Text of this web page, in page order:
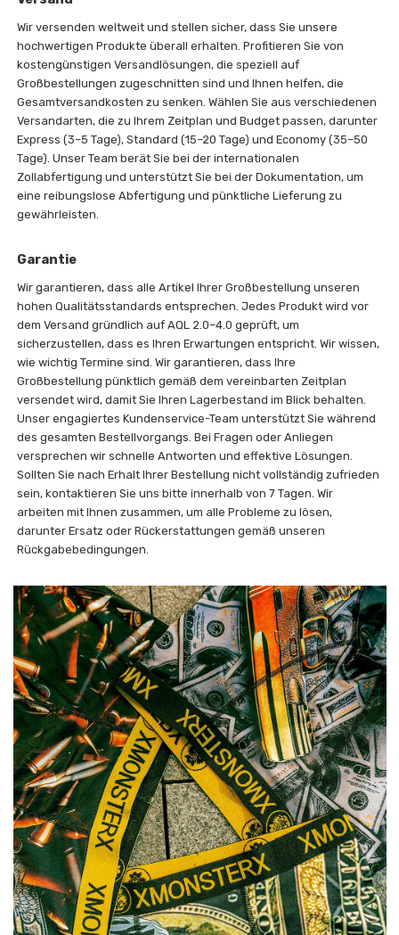
Wir versenden weltweit und stellen sicher, dass Sie unsere
hochwertigen Produkte überall erhalten. Profitieren Sie von
kostengünstigen Versandlösungen, die speziell auf
Großbestellungen zugeschnitten sind und Ihnen helfen, die
Gesamtversandkosten zu senken. Wählen Sie aus verschiedenen
Versandarten, die zu Ihrem Zeitplan und Budget passen, darunter
Express (3–5 Tage), Standard (15–20 Tage) und Economy (35–50
Tage). Unser Team berät Sie bei der internationalen
Zollabfertigung und unterstützt Sie bei der Dokumentation, um
eine reibungslose Abfertigung und pünktliche Lieferung zu
gewährleisten.
Garantie
Wir garantieren, dass alle Artikel Ihrer Großbestellung unseren
hohen Qualitätsstandards entsprechen. Jedes Produkt wird vor
dem Versand gründlich auf AQL 2.0–4.0 geprüft, um
sicherzustellen, dass es Ihren Erwartungen entspricht. Wir wissen,
wie wichtig Termine sind. Wir garantieren, dass Ihre
Großbestellung pünktlich gemäß dem vereinbarten Zeitplan
versendet wird, damit Sie Ihren Lagerbestand im Blick behalten.
Unser engagiertes Kundenservice-Team unterstützt Sie während
des gesamten Bestellvorgangs. Bei Fragen oder Anliegen
versprechen wir schnelle Antworten und effektive Lösungen.
Sollten Sie nach Erhalt Ihrer Bestellung nicht vollständig zufrieden
sein, kontaktieren Sie uns bitte innerhalb von 7 Tagen. Wir
arbeiten mit Ihnen zusammen, um alle Probleme zu lösen,
darunter Ersatz oder Rückerstattungen gemäß unseren
Rückgabebedingungen.